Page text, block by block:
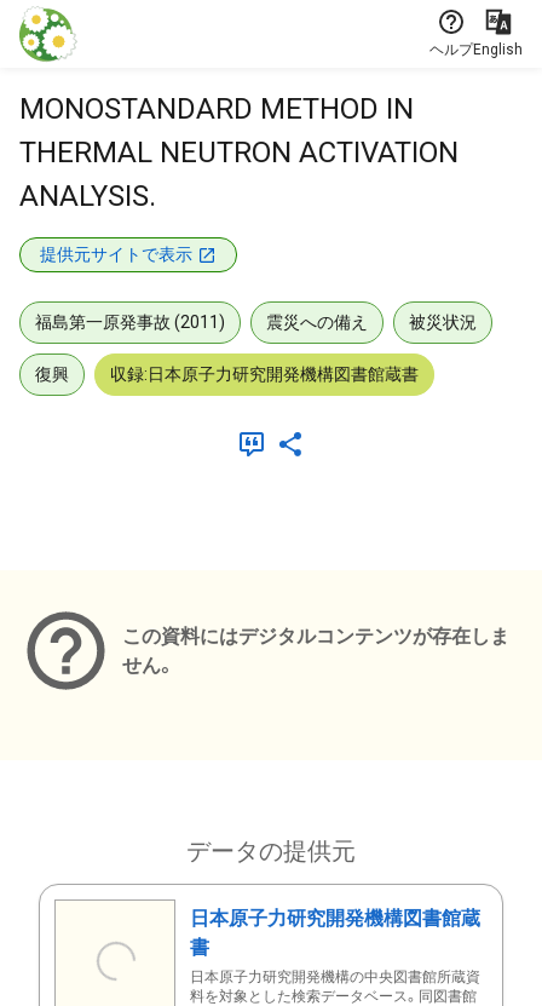
本文に飛ぶ
ヘルプEnglish
MONOSTANDARD METHOD IN
THERMAL NEUTRON ACTIVATION
ANALYSIS.
提供元サイトで表示
福島第一原発事故 (2011) 震災への備え 被災状況
復興 収録:日本原子力研究開発機構図書館蔵書
この資料にはデジタルコンテンツが存在しま
せん。
データの提供元
日本原子力研究開発機構図書館蔵
書
日本原子力研究開発機構の中央図書館所蔵資
料を対象とした検索データベース。同図書館